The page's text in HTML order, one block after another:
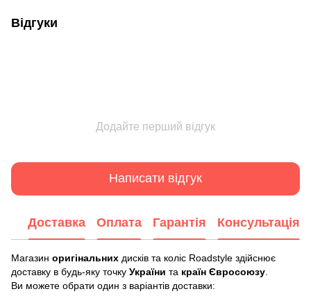
Відгуки
Додайте перший відгук
Написати відгук
Доставка Оплата Гарантія Консультація
Магазин оригінальних дисків та коліс Roadstyle здійснює
доставку в будь-яку точку України та країн Євросоюзу
Ви можете обрати один з варіантів доставки: